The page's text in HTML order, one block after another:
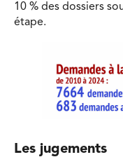
10 % des dossiers
étape.
Les jugements